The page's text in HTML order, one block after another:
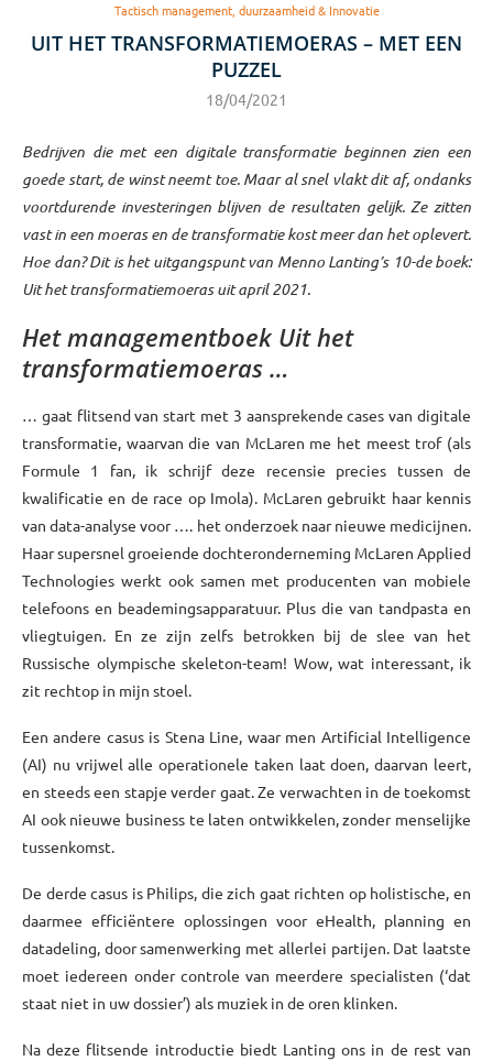
Tactisch management, duurzaamheid & Innovatie
UIT HET TRANSFORMATIEMOERAS – MET EEN
PUZZEL
18/04/2021
Bedrijven die met een digitale transformatie beginnen zien een
goede start, de winst neemt toe. Maar al snel vlakt dit af, ondanks
voortdurende investeringen blijven de resultaten gelijk. Ze zitten
vast in een moeras en de transformatie kost meer dan het oplevert.
Hoe dan? Dit is het uitgangspunt van Menno Lanting’s 10-de boek:
Uit het transformatiemoeras uit april 2021.
Het managementboek Uit het
transformatiemoeras …
… gaat flitsend van start met 3 aansprekende cases van digitale
transformatie, waarvan die van McLaren me het meest trof (als
Formule 1 fan, ik schrijf deze recensie precies tussen de
kwalificatie en de race op Imola). McLaren gebruikt haar kennis
van data-analyse voor …. het onderzoek naar nieuwe medicijnen.
Haar supersnel groeiende dochteronderneming McLaren Applied
Technologies werkt ook samen met producenten van mobiele
telefoons en beademingsapparatuur. Plus die van tandpasta en
vliegtuigen. En ze zijn zelfs betrokken bij de slee van het
Russische olympische skeleton-team! Wow, wat interessant, ik
zit rechtop in mijn stoel.
Een andere casus is Stena Line, waar men Artificial Intelligence
(AI) nu vrijwel alle operationele taken laat doen, daarvan leert,
en steeds een stapje verder gaat. Ze verwachten in de toekomst
AI ook nieuwe business te laten ontwikkelen, zonder menselijke
tussenkomst.
De derde casus is Philips, die zich gaat richten op holistische, en
daarmee efficiëntere oplossingen voor eHealth, planning en
datadeling, door samenwerking met allerlei partijen. Dat laatste
moet iedereen onder controle van meerdere specialisten (‘dat
staat niet in uw dossier’) als muziek in de oren klinken.
Na deze flitsende introductie biedt Lanting ons in de rest van